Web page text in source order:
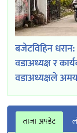
बजेटविहिन
वडाअध्यक्ष र
वडाअध्यक्षले
ताजा अपडेट